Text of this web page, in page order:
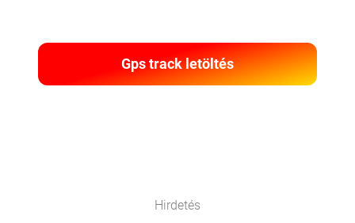
Gps track letöltés
Hirdetés